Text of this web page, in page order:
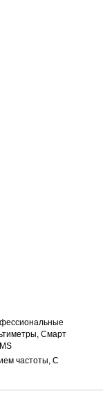
Смарт
частоты, С